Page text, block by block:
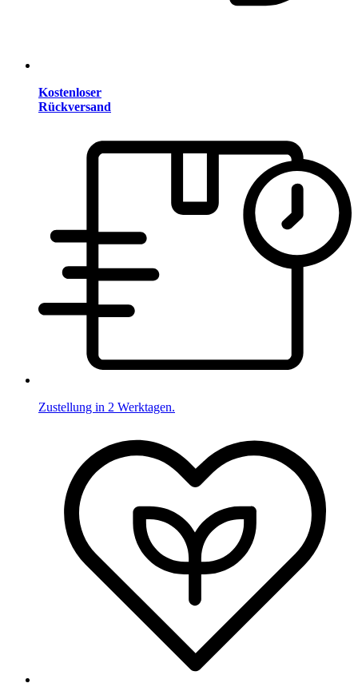
Kostenloser
Rückversand
Zustellung in 2 Werktagen.